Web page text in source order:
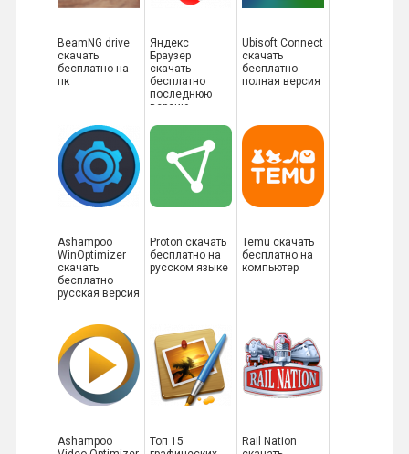
BeamNG drive
скачать
бесплатно на
пк
Яндекс
Браузер
скачать
бесплатно
последнюю
версию
Ubisoft Connect
скачать
бесплатно
полная версия
Ashampoo
WinOptimizer
скачать
бесплатно
русская версия
Proton скачать
бесплатно на
русском языке
Temu скачать
бесплатно на
компьютер
Ashampoo
Топ 15
Rail Nation